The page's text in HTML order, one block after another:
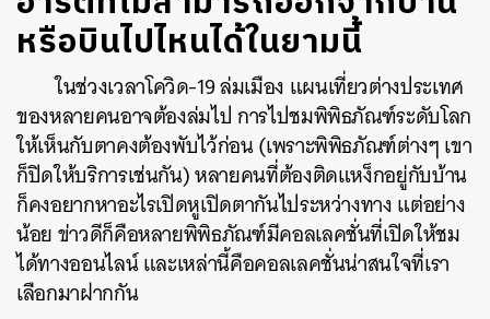
หรือบินไปไหนได้ในยามนี้
ในช่วงเวลาโควิด-19 ล่มเมือง แผนเที่ยวต่างประเทศ
ของหลายคนอาจต้องล่มไป การไปชมพิพิธภัณฑ์ระดับโลก
ให้เห็นกับตาคงต้องพับไว้ก่อน (เพราะพิพิธภัณฑ์ต่างๆ เขา
ก็ปิดให้บริการเช่นกัน) หลายคนที่ต้องติดแหง็กอยู่กับบ้าน
ก็คงอยากหาอะไรเปิดหูเปิดตากันไประหว่างทาง แต่อย่าง
น้อย ข่าวดีก็คือหลายพิพิธภัณฑ์มีคอลเลคชั่นที่เปิดให้ชม
ได้ทางออนไลน์ และเหล่านี้คือคอลเลคชั่นน่าสนใจที่เรา
เลือกมาฝากกัน